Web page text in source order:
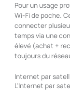
Pour un usage
Wi-Fi de poche.
connecter
temps via une
élevé (achat +
toujours du
Internet par
L’Internet par